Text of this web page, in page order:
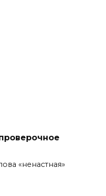
«ненастная»